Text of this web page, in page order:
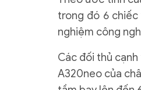
trong đó 6
nghiệm công
Các đối thủ
A320neo của